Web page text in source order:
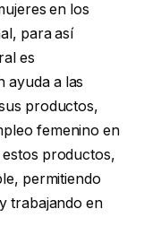
en los
para así
es
ayuda a las
productos,
femenino en
productos,
permitiendo
trabajando en